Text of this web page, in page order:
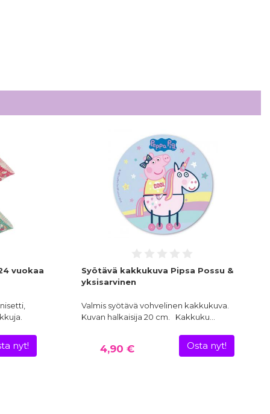
vuokaa
nyt!
Syötävä kakkukuva Pipsa Possu &
yksisarvinen
Valmis syötävä vohvelinen kakkukuva.
Kuvan halkaisija 20 cm. Kakkuku…
4,90 € Osta nyt!